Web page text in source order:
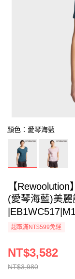
顏色：愛琴海藍
【
(愛琴海藍)美
超取滿NT$599免運
NT$3,980
NT$3,582